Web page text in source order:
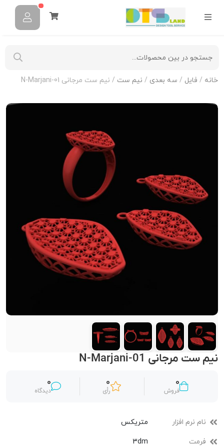
خانه / فایل / سه بعدی / نیم ست / نیم ست مرجانی N-Marjani-01
نیم ست مرجانی N-Marjani-01
0
فروش
0
رأی
0
دیدگاه
نام نرم افزار متریکس
فرمت 3dm